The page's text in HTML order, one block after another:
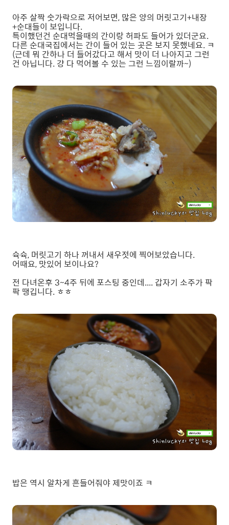
아주 살짝 숫가락으로 저어보면, 많은 양의 머릿고기+내장
+순대들이 보입니다.
특이했던건 순대먹을때의 간이랑 허파도 들어가 있더군요.
다른 순대국집에서는 간이 들어 있는 곳은 보지 못했네요. ㅋ
(근데 뭐 간하나 더 들어갔다고 해서 맛이 더 나아지고 그런
건 아닙니다. 걍 다 먹어볼 수 있는 그런 느낌이랄까~)
슉슉, 머릿고기 하나 꺼내서 새우젓에 찍어보았습니다.
어때요, 맛있어 보이나요?
전 다녀온후 3~4주 뒤에 포스팅 중인데.... 갑자기 소주가 팍
팍 땡깁니다. ㅎㅎ
밥은 역시 알차게 흔들어줘야 제맛이죠 ㅋ